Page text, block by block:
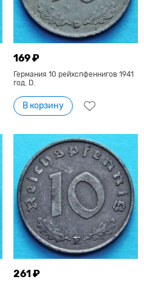
169 ₽
Германия 10 рейхспфеннигов 1941
год. D.
В корзину
261 ₽